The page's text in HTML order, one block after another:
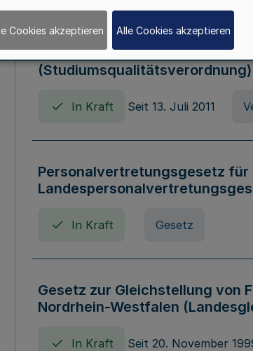
Verordnung zum
(Studiumsqualitätsverordnung)
In Kraft Seit 13. Juli 2011
Personalvertretungsgesetz für
In Kraft Gesetz
Gesetz zur Gleichstellung von
Nordrhein-Westfalen
In Kraft Seit 20. November
Cookies akzeptieren Alle Cookies akzeptieren